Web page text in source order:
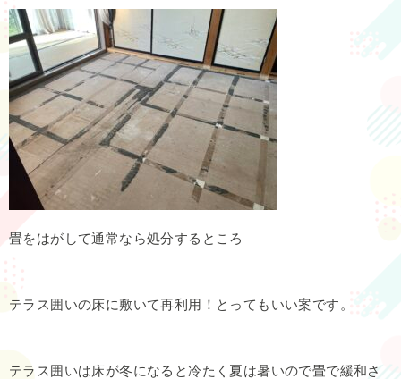
畳をはがして通常なら処分するところ
テラス囲いの床に敷いて再利用！とってもいい案です。
テラス囲いは床が冬になると冷たく夏は暑いので畳で緩和さ